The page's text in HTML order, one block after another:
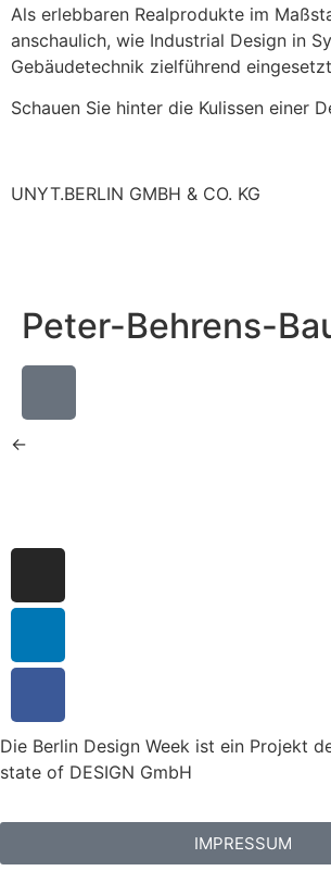
Peter-Behrens-
←
Als erlebbaren Realprodukte im
anschaulich, wie Industrial Design in
Gebäudetechnik zielführend
Schauen Sie hinter die Kulissen einer
UNYT.BERLIN GMBH & CO. KG
Die Berlin Design Week ist ein Projekt
state of DESIGN GmbH
IMPRESSUM